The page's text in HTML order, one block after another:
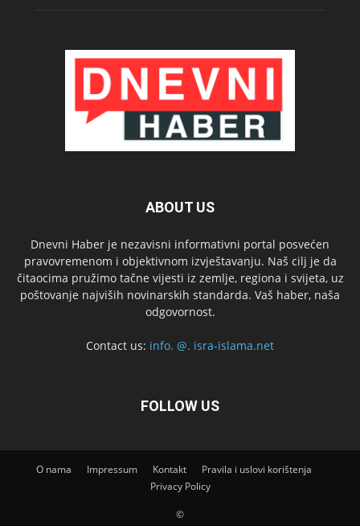
ABOUT US
Dnevni Haber je nezavisni informativni portal posvećen
pravovremenom i objektivnom izvještavanju. Naš cilj je da
čitaocima pružimo tačne vijesti iz zemlje, regiona i svijeta, uz
poštovanje najviših novinarskih standarda. Vaš haber, naša
odgovornost.
Contact us: info. @. isra-islama.net
FOLLOW US
O nama Impressum Kontakt
Pravila i uslovi korištenja
Privacy Policy
©